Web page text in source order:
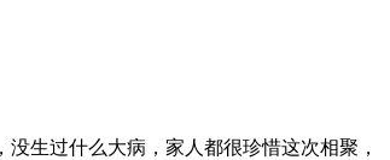
生过什么大病，家人都很珍惜这次相聚，